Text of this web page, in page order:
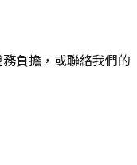
負擔，或聯絡我們的